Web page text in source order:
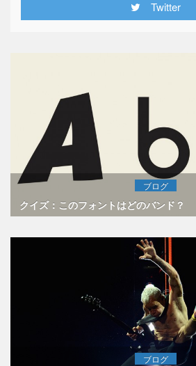
Twitter
ブログ
クイズ：このフォントはどのバンド？
ブログ